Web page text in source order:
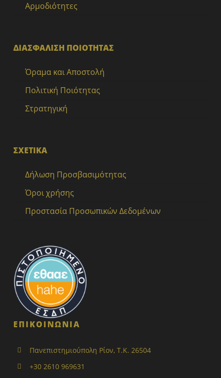
Αρμοδιότητες
ΔΙΑΣΦΑΛΙΣΗ ΠΟΙΟΤΗΤΑΣ
Όραμα και Αποστολή
Πολιτική Ποιότητας
Στρατηγική
ΣΧΕΤΙΚΑ
Δήλωση Προσβασιμότητας
Όροι χρήσης
Προστασία Προσωπικών Δεδομένων
ΕΠΙΚΟΙΝΩΝΙΑ
Πανεπιστημιούπολη Ρίον, Τ.Κ. 26504
+30 2610 969631